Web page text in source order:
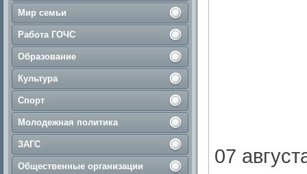
Мир семьи
Работа ГОЧС
Образование
Культура
Спорт
Молодежная политика
ЗАГС
Общественные организации 07